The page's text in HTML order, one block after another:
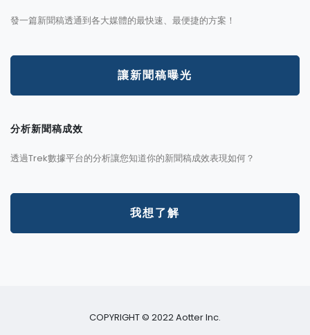
發一篇新聞稿透通到各大媒體的最快速、最便捷的方案！
讓新聞稿曝光
分析新聞稿成效
透過Trek數據平台的分析讓您知道你的新聞稿成效表現如何？
我想了解
COPYRIGHT © 2022 Aotter Inc.